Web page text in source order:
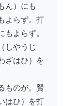
ん）にも
よらず。打
もよらず。
しやうじ
ざはひ）を
ものが。賢
はひ）を打